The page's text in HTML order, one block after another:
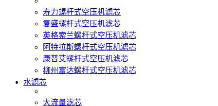
寿力螺杆式空压机滤芯
复盛螺杆式空压机滤芯
英格索兰螺杆式空压机滤芯
阿特拉斯螺杆式空压机滤芯
康普艾螺杆式空压机滤芯
柳州富达螺杆式空压机滤芯
水滤芯
大流量滤芯